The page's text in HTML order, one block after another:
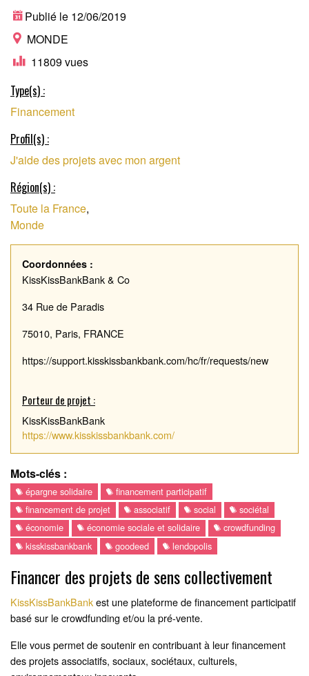
PLATEFORME DE
FINANCEMENT
PARTICIPATIF
Publié le 12/06/2019
MONDE
11809 vues
Type(s) :
Financement
Profil(s) :
J'aide des projets avec mon argent
Région(s) :
Toute la France,
Monde
Coordonnées :
KissKissBankBank & Co
34 Rue de Paradis
75010, Paris, FRANCE
https://support.kisskissbankbank.com/hc/fr/requests/new
Porteur de projet :
KissKissBankBank
https://www.kisskissbankbank.com/
Mots-clés :
épargne solidaire
financement participatif
financement de projet
associatif social
sociétal
économie
économie sociale et solidaire
crowdfunding
kisskissbankbank
goodeed lendopolis
Financer des projets de sens collectivement
KissKissBankBankest une plateforme de financement participatif
basé sur le crowdfunding et/ou la pré-vente.
Elle vous permet de soutenir en contribuant à leur financement
des projets associatifs, sociaux, sociétaux, culturels,